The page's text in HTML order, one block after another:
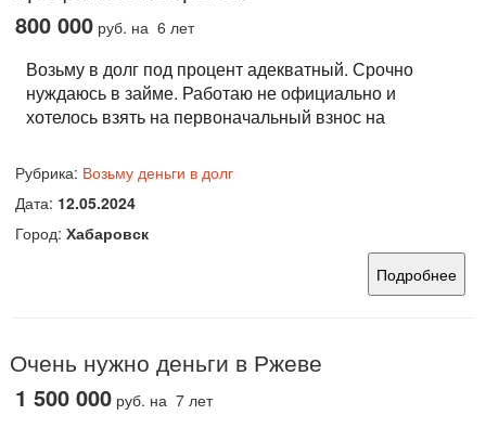
800 000 руб. на 6 лет
Возьму в долг под процент адекватный. Срочно
нуждаюсь в займе. Работаю не официально и
хотелось взять на первоначальный взнос на
Рубрика: Возьму деньги в долг
Дата: 12.05.2024
Город: Хабаровск
Подробнее
Очень нужно деньги в Ржеве
1 500 000 руб. на 7 лет